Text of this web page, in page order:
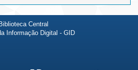
Central
Informação Digital - GID